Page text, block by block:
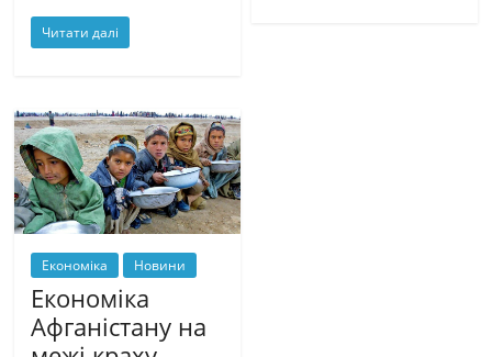
Читати далі
Економіка Новини
Економіка
Афганістану на